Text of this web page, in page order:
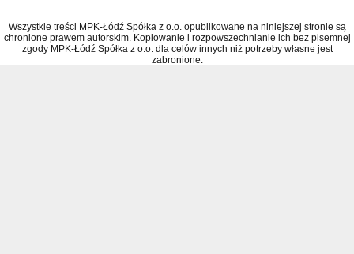
Wszystkie treści MPK-Łódź Spółka z o.o. opublikowane na niniejszej stronie są
chronione prawem autorskim. Kopiowanie i rozpowszechnianie ich bez pisemnej
zgody MPK-Łódź Spółka z o.o. dla celów innych niż potrzeby własne jest
zabronione.